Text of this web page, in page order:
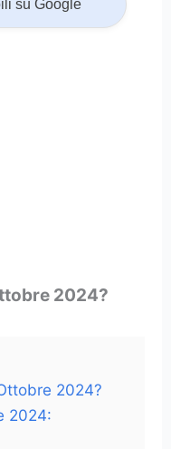
su Google
2024?
2024?
2024: